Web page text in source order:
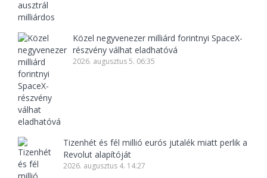
Közel negyvenezer milliárd forintnyi SpaceX-
részvény válhat eladhatóvá
2026. augusztus 5. 06:35
Tizenhét és fél millió eurós jutalék miatt perlik a
Revolut alapítóját
2026. augusztus 4. 14:27